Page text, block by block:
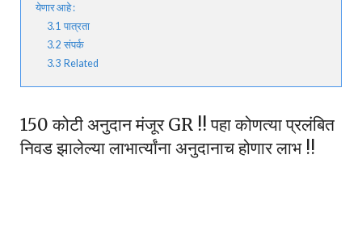
येणार आहे :
3.1 पात्रता
3.2 संपर्क
3.3 Related
150 कोटी अनुदान मंजूर GR !! पहा कोणत्या प्रलंबित
निवड झालेल्या लाभार्त्यांना अनुदानाच होणार लाभ !!